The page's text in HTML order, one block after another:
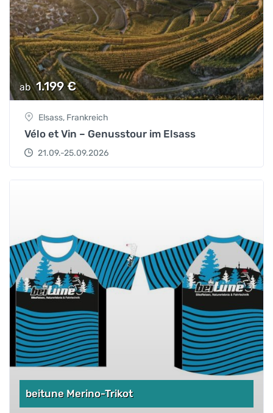
ab 1.199€
Elsass, Frankreich
Vélo et Vin – Genusstour im Elsass
21.09.-25.09.2026
beitune Merino-Trikot